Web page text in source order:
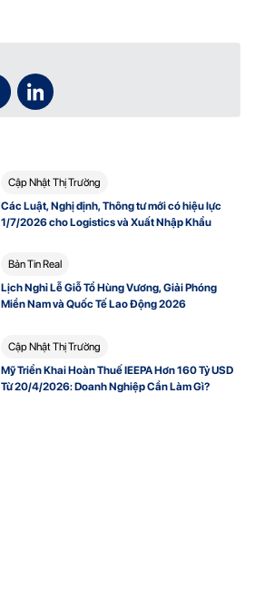
Cập Nhật Thị Trường
Các Luật, Nghị định, Thông tư mới có hiệu lực
1/7/2026 cho Logistics và Xuất Nhập Khẩu
Bản Tin Real
Lịch Nghỉ Lễ Giỗ Tổ Hùng Vương, Giải Phóng
Miền Nam và Quốc Tế Lao Động 2026
Cập Nhật Thị Trường
Mỹ Triển Khai Hoàn Thuế IEEPA Hơn 160 Tỷ USD
Từ 20/4/2026: Doanh Nghiệp Cần Làm Gì?